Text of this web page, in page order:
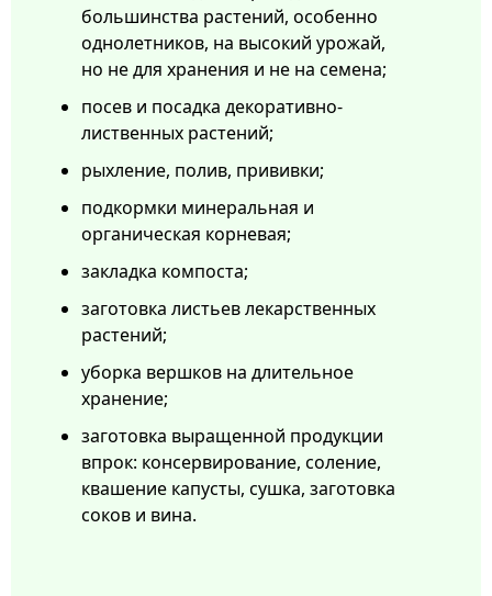
большинства растений, особенно
однолетников, на высокий урожай,
но не для хранения и не на семена;
посев и посадка декоративно-
лиственных растений;
рыхление, полив, прививки;
подкормки минеральная и
органическая корневая;
закладка компоста;
заготовка листьев лекарственных
растений;
уборка вершков на длительное
хранение;
заготовка выращенной продукции
впрок: консервирование, соление,
квашение капусты, сушка, заготовка
соков и вина.